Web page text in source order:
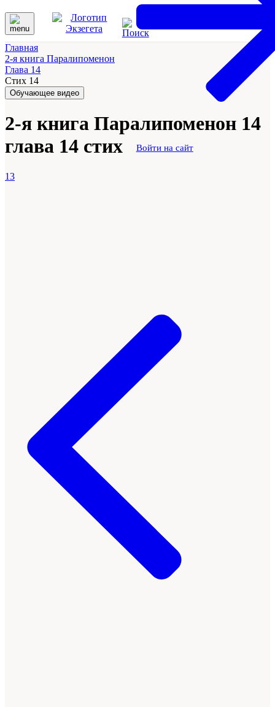
Войти на сайт
Главная
2-я книга Паралипоменон
Глава 14
Стих 14
Обучающее видео
2-я книга Паралипоменон 14
глава 14 стих
13